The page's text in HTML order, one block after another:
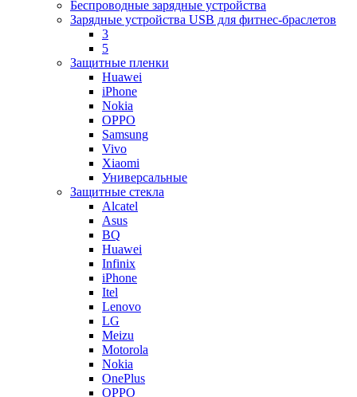
Беспроводные зарядные устройства
Зарядные устройства USB для фитнес-браслетов
3
5
Защитные пленки
Huawei
iPhone
Nokia
OPPO
Samsung
Vivo
Xiaomi
Универсальные
Защитные стекла
Alcatel
Asus
BQ
Huawei
Infinix
iPhone
Itel
Lenovo
LG
Meizu
Motorola
Nokia
OnePlus
OPPO